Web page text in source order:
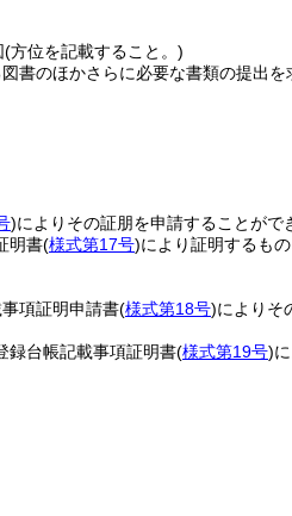
(方位を記載すること。)
書のほかさらに必要な書類の提出を
)によりその証朋を申請することがで
明書(様式第17号)により証明するもの
項証明申請書(様式第18号)によりそ
録台帳記載事項証明書(様式第19号)